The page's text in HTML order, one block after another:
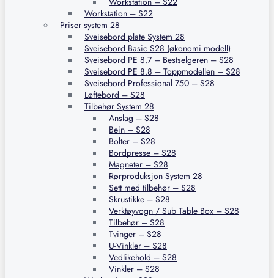
Workstation – S22
Priser system 28
Sveisebord plate System 28
Sveisebord Basic S28 (økonomi modell)
Sveisebord PE 8.7 – Bestselgeren – S28
Sveisebord PE 8.8 – Toppmodellen – S28
Sveisebord Professional 750 – S28
Løftebord – S28
Tilbehør System 28
Anslag – S28
Bein – S28
Bolter – S28
Bordpresse – S28
Magneter – S28
Rørproduksjon System 28
Sett med tilbehør – S28
Skrustikke – S28
Verktøyvogn / Sub Table Box – S28
Tilbehør – S28
Tvinger – S28
U-Vinkler – S28
Vedlikehold – S28
Vinkler – S28